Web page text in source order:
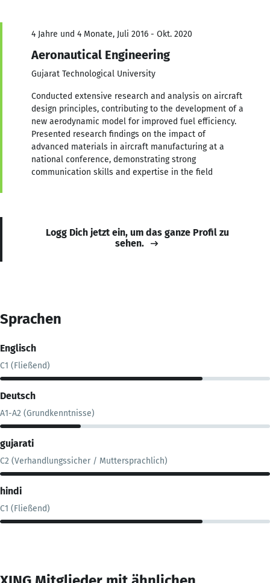
4 Jahre und 4 Monate, Juli 2016 - Okt. 2020
Aeronautical Engineering
Gujarat Technological University
Conducted extensive research and analysis on aircraft
design principles, contributing to the development of a
new aerodynamic model for improved fuel efficiency.
Presented research findings on the impact of
advanced materials in aircraft manufacturing at a
national conference, demonstrating strong
communication skills and expertise in the field
Logg Dich jetzt ein, um das ganze Profil zu
sehen.
Sprachen
Englisch
C1 (Fließend)
Deutsch
A1-A2 (Grundkenntnisse)
gujarati
C2 (Verhandlungssicher / Muttersprachlich)
hindi
C1 (Fließend)